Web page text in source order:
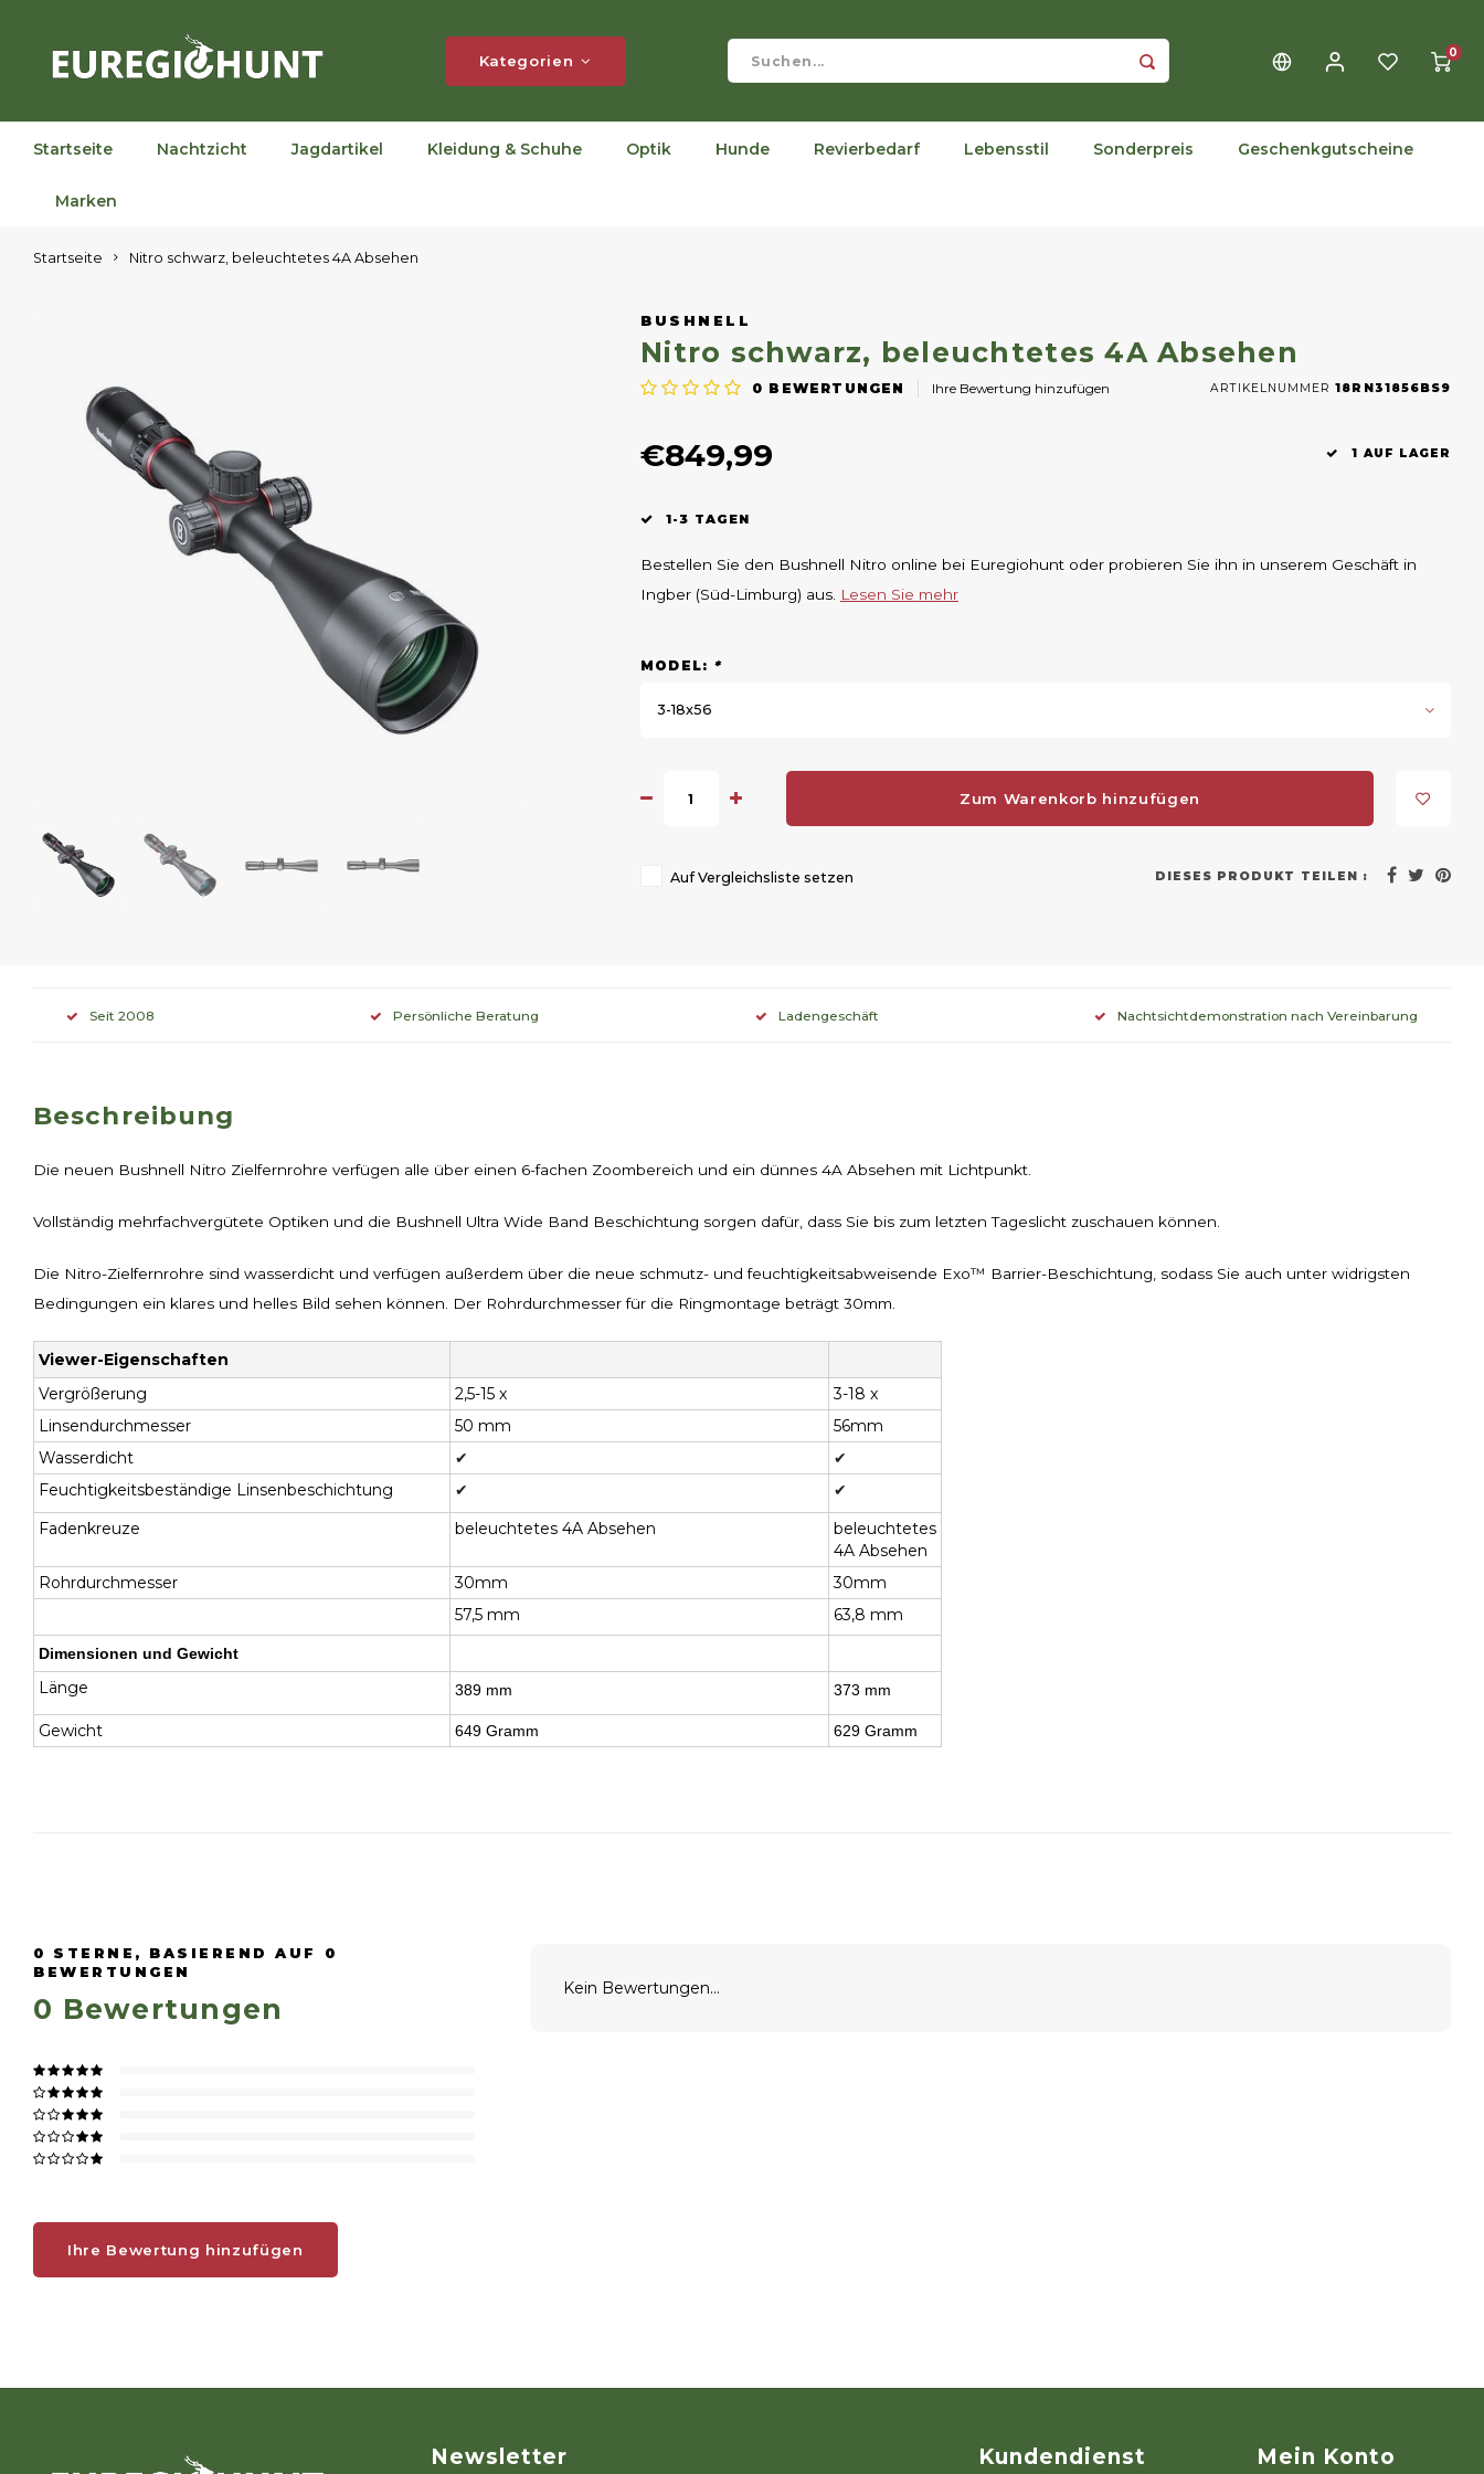
Kategorien 0
Startseite Nachtzicht Jagdartikel Kleidung & Schuhe Optik Hunde Revierbedarf Lebensstil Sonderpreis Geschenkgutscheine
Marken
Startseite Nitro schwarz, beleuchtetes 4A Absehen
BUSHNELL
Nitro schwarz, beleuchtetes 4A Absehen
0 BEWERTUNGEN Ihre Bewertung hinzufügen ARTIKELNUMMER 18RN31856BS9
€849,99 1 AUF LAGER
1-3 TAGEN
Bestellen Sie den Bushnell Nitro online bei Euregiohunt oder probieren Sie ihn in unserem Geschäft in
Ingber (Süd-Limburg) aus. Lesen Sie mehr
MODEL: *
3-18x56
Zum Warenkorb hinzufügen
Auf Vergleichsliste setzen DIESES PRODUKT TEILEN :
Seit 2008 Persönliche Beratung Ladengeschäft Nachtsichtdemonstration nach Vereinbarung
Beschreibung
Die neuen Bushnell Nitro Zielfernrohre verfügen alle über einen 6-fachen Zoombereich und ein dünnes 4A Absehen mit Lichtpunkt.
Vollständig mehrfachvergütete Optiken und die Bushnell Ultra Wide Band Beschichtung sorgen dafür, dass Sie bis zum letzten Tageslicht zuschauen können.
Die Nitro-Zielfernrohre sind wasserdicht und verfügen außerdem über die neue schmutz- und feuchtigkeitsabweisende Exo™ Barrier-Beschichtung, sodass Sie auch unter widrigsten
Bedingungen ein klares und helles Bild sehen können. Der Rohrdurchmesser für die Ringmontage beträgt 30mm.
Viewer-Eigenschaften
Vergrößerung
2,5-15 x
3-18 x
Linsendurchmesser
50 mm
56mm
Wasserdicht
✔ ✔
Feuchtigkeitsbeständige Linsenbeschichtung ✔ ✔
Fadenkreuze beleuchtetes 4A Absehen
beleuchtetes
4A Absehen
Rohrdurchmesser
30mm
30mm
57,5 mm
63,8 mm
Dimensionen und Gewicht
Länge 389 mm 373 mm
Gewicht 649 Gramm 629 Gramm
0 STERNE, BASIEREND AUF 0
BEWERTUNGEN
0 Bewertungen
Ihre Bewertung hinzufügen
Kein Bewertungen...
Newsletter Kundendienst Mein Konto